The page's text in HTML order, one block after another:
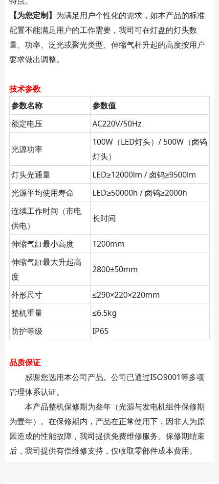
【为您定制】 为满足用户个性化的需求，如本产品的标准
配置不能满足用户的工作需要，我司可在灯盘的灯头数
量、功率、泛光或聚光类型、伸缩气杆升起的高度按用户
要求做出调整。
技术参数
参数名称
参数值
额定电压
AC220V/50Hz
光源功率
100W（LED灯头）/ 500W（卤钨
灯头）
灯头光通量
LED≥12000lm / 卤钨≥9500lm
光源平均使用寿命
LED≥50000h / 卤钨≥2000h
连续工作时间（市电
供电）
长时间
伸缩气缸最小高度
1200mm
伸缩气缸最大升起高
度
2800±50mm
外形尺寸
≤290×220×220mm
整机重量
≤6.5kg
防护等级
IP65
品质保证
感谢您选用本公司产品。公司已通过ISO9001等多项
管理体系认证。
本产品整机保修期为叁年（光源与发电机组件保修期
为壹年）。在保修期内，产品在正常使用下，因非人为原
因造成的性能故障，我司提供免费维修服务。保修期结束
后，我司提供有偿维修支持，仅收取零部件成本费用。